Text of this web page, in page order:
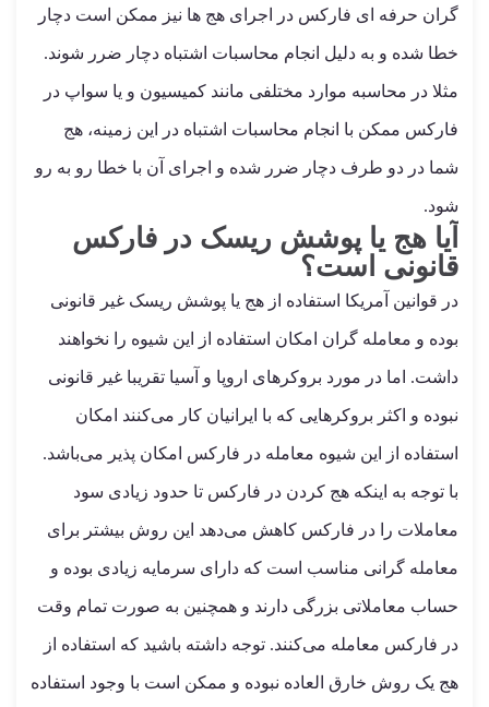
گران حرفه ای فارکس در اجرای هج ها نیز ممکن است دچار
خطا شده و به دلیل انجام محاسبات اشتباه دچار ضرر شوند.
مثلا در محاسبه موارد مختلفی مانند کمیسیون و یا سواپ در
فارکس ممکن با انجام محاسبات اشتباه در این زمینه، هج
شما در دو طرف دچار ضرر شده و اجرای آن با خطا رو به رو
شود.
آیا هج یا پوشش ریسک در فارکس
قانونی است؟
در قوانین آمریکا استفاده از هج یا پوشش ریسک غیر قانونی
بوده و معامله گران امکان استفاده از این شیوه را نخواهند
داشت. اما در مورد بروکرهای اروپا و آسیا تقریبا غیر قانونی
نبوده و اکثر بروکرهایی که با ایرانیان کار می‌کنند امکان
استفاده از این شیوه معامله در فارکس امکان پذیر می‌باشد.
با توجه به اینکه هج کردن در فارکس تا حدود زیادی سود
معاملات را در فارکس کاهش می‌دهد این روش بیشتر برای
معامله گرانی مناسب است که دارای سرمایه زیادی بوده و
حساب معاملاتی بزرگی دارند و همچنین به صورت تمام وقت
در فارکس معامله می‌کنند. توجه داشته باشید که استفاده از
هج یک روش خارق العاده نبوده و ممکن است با وجود استفاده